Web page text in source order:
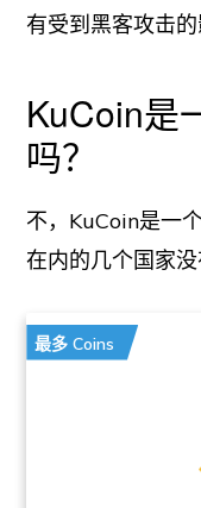
有受到黑客攻击的
KuCoin是
吗？
不，KuCoin是一
在内的几个国家没
最多 Coins
Copyright © 2026
地址:3rd Floor Great
London,
加密货币不受英国金融行
护，也不在英国金融申诉专